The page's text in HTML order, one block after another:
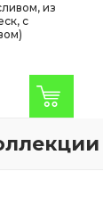
из
с